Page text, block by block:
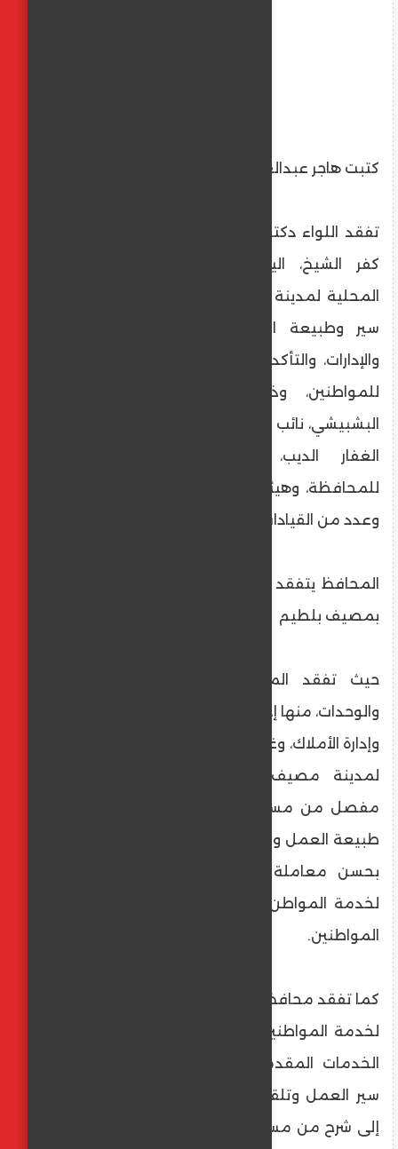
كتبت هاجر عبدالعليم
‏تفقد اللواء دكتور علاء عبد المعطي، محافظ
كفر الشيخ، اليوم الأربعاء، أقسام الوحدة
المحلية لمدينة مصيف بلطيم، للوقوف على
سير وطبيعة العمل في مختلف الأقسام
والإدارات، والتأكد من جودة الخدمات المقدمة
للمواطنين، وذلك بحضور الدكتور عمرو
البشبيشي، نائب محافظ كفر الشيخ، واللواء عبد
الغفار الديب، السكرتير العام المساعد
للمحافظة، وهيثم عطية، رئيس مدينة بلطيم،
وعدد من القيادات التنفيذية.
المحافظ يتفقد العديد من الأقسام والوحدات
بمصيف بلطيم
حيث تفقد المحافظ، العديد من الأقسام
والوحدات، منها إدارة المتابعة، و‏الإدارة الهندسية،
وإدارة الأملاك، وغيرها من إدارات الوحدة المحلية
لمدينة مصيف بلطيم، واستمع إلى شرح
مفصل من مسؤولي الأقسام والوحدات حول
طبيعة العمل والمهام التي يتم إنجازها، مشدداً
بحسن معاملة المواطنين، قائلاً: «نحن هنا
لخدمة المواطن»، موجهاً بسرعة إنهاء طلبات
المواطنين.
‏كما تفقد محافظ كفر الشيخ، المركز التكنولوجي
لخدمة المواطنين بمصيف بلطيم، للتأكد من
الخدمات المقدمة للمواطنين، والاطلاع على
سير العمل وتلقي طلبات المواطنين، واستمع
إلى شرح من مسؤولي المركز التكنولوجي، حول